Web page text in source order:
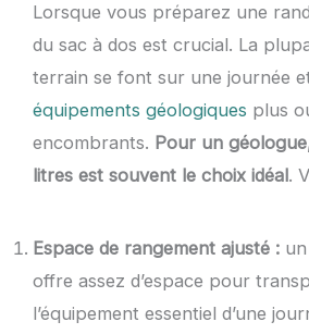
Lorsque vous préparez une
du sac à dos est crucial. La
terrain se font sur une journée
équipements géologiques plus
encombrants. Pour un
litres est souvent le choix idéal.
Espace de rangement ajusté :
offre assez d’espace pour
l’équipement essentiel d’une